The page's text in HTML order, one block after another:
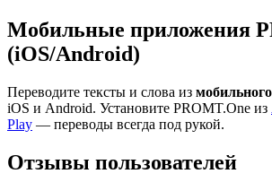
Мобильные приложения
(iOS/Android)
Переводите тексты и слова из
iOS и Android. Установите PROMT.One из
Play — переводы всегда под рукой.
Отзывы пользователей